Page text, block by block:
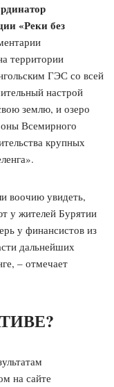
«Реки без
территории
ГЭС со всей
настрой
землю, и озеро
Всемирного
крупных
воочию увидеть,
у жителей Бурятии
у финансистов из
дальнейших
– отмечает
на сайте